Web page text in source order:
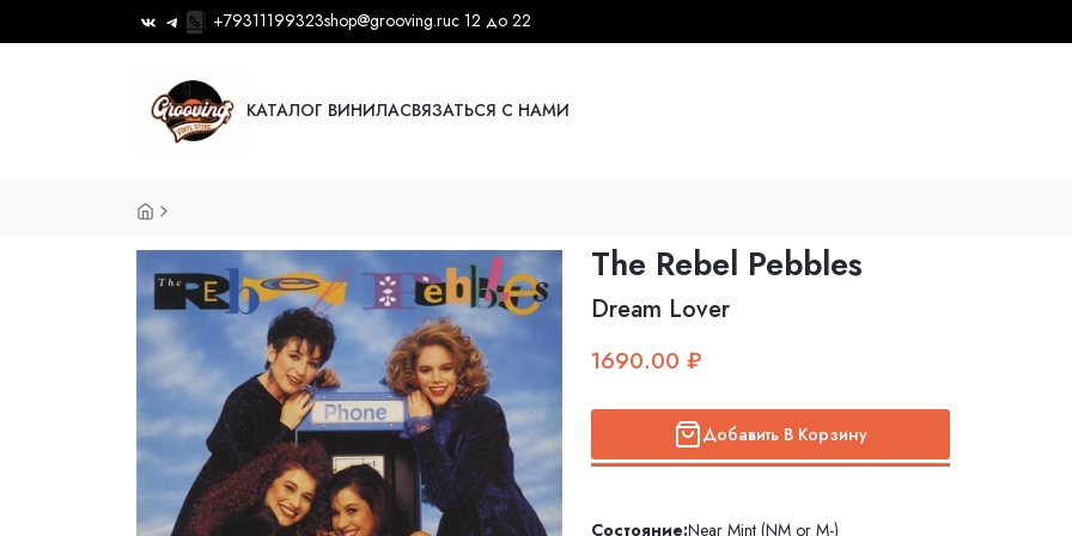
+79311199323shop@grooving.ruс 12 до 22
КАТАЛОГ ВИНИЛАСВЯЗАТЬСЯ С НАМИ
The Rebel Pebbles
Dream Lover
1690.00 ₽
Добавить В Корзину
Состояние:Near Mint (NM or M-)